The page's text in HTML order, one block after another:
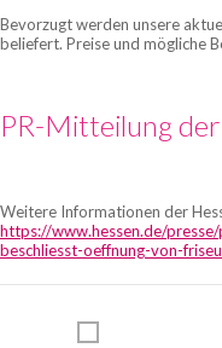
Bevorzugt werden unsere
beliefert. Preise und mögliche
PR-Mitteilung
Weitere Informationen der
https://www.hessen.de/
beschliesst-oeffnung-von-